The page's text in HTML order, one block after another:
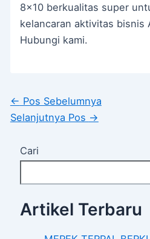
8×10 berkualitas super
kelancaran aktivitas bisnis
Hubungi kami.
← Pos Sebelumnya
Selanjutnya Pos →
Cari
Artikel Terbaru